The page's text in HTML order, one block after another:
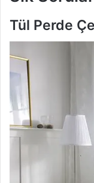
Tül Perde